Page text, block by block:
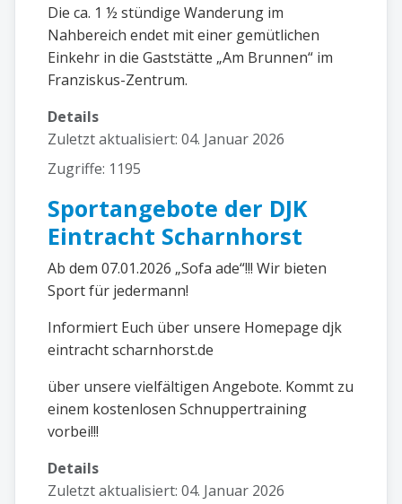
Die ca. 1 ½ stündige Wanderung im
Nahbereich endet mit einer gemütlichen
Einkehr in die Gaststätte „Am Brunnen“ im
Franziskus-Zentrum.
Details
Zuletzt aktualisiert: 04. Januar 2026
Zugriffe: 1195
Sportangebote der DJK
Eintracht Scharnhorst
Ab dem 07.01.2026 „Sofa ade“!!! Wir bieten
Sport für jedermann!
Informiert Euch über unsere Homepage djk
eintracht scharnhorst.de
über unsere vielfältigen Angebote. Kommt zu
einem kostenlosen Schnuppertraining
vorbei!!!
Details
Zuletzt aktualisiert: 04. Januar 2026